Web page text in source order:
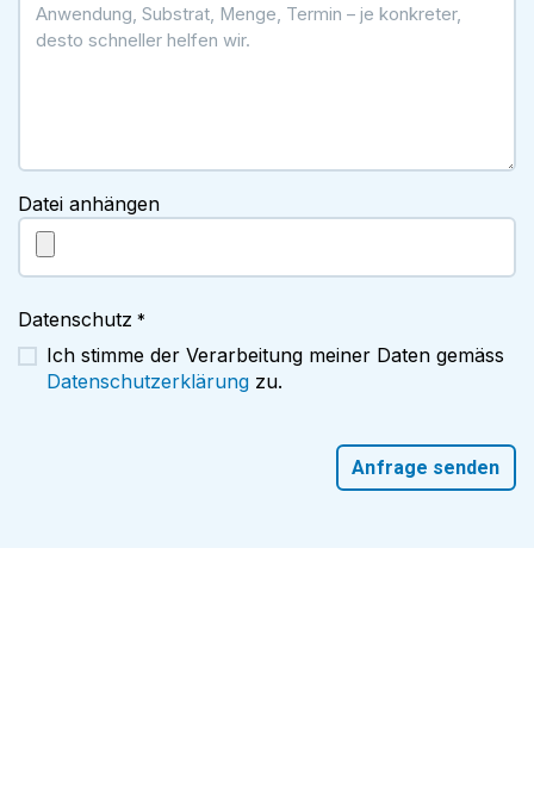
Datei anhängen
Datenschutz *
Ich stimme der Verarbeitung meiner Daten gemäss
Datenschutzerklärung zu.
Anfrage senden